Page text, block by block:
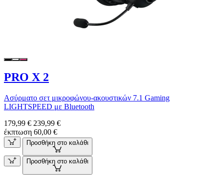
PRO X 2
Ασύρματο σετ μικροφώνου-ακουστικών 7.1 Gaming
LIGHTSPEED με Bluetooth
179,99 € 239,99 €
έκπτωση 60,00 €
Προσθήκη στο καλάθι
Προσθήκη στο καλάθι